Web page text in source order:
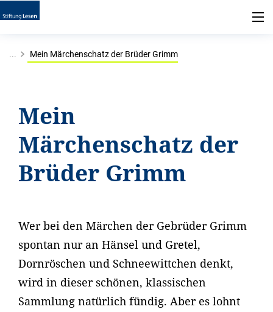
... Mein Märchenschatz der Brüder Grimm
Mein
Märchenschatz der
Brüder Grimm
Wer bei den Märchen der Gebrüder Grimm
spontan nur an Hänsel und Gretel,
Dornröschen und Schneewittchen denkt,
wird in dieser schönen, klassischen
Sammlung natürlich fündig. Aber es lohnt